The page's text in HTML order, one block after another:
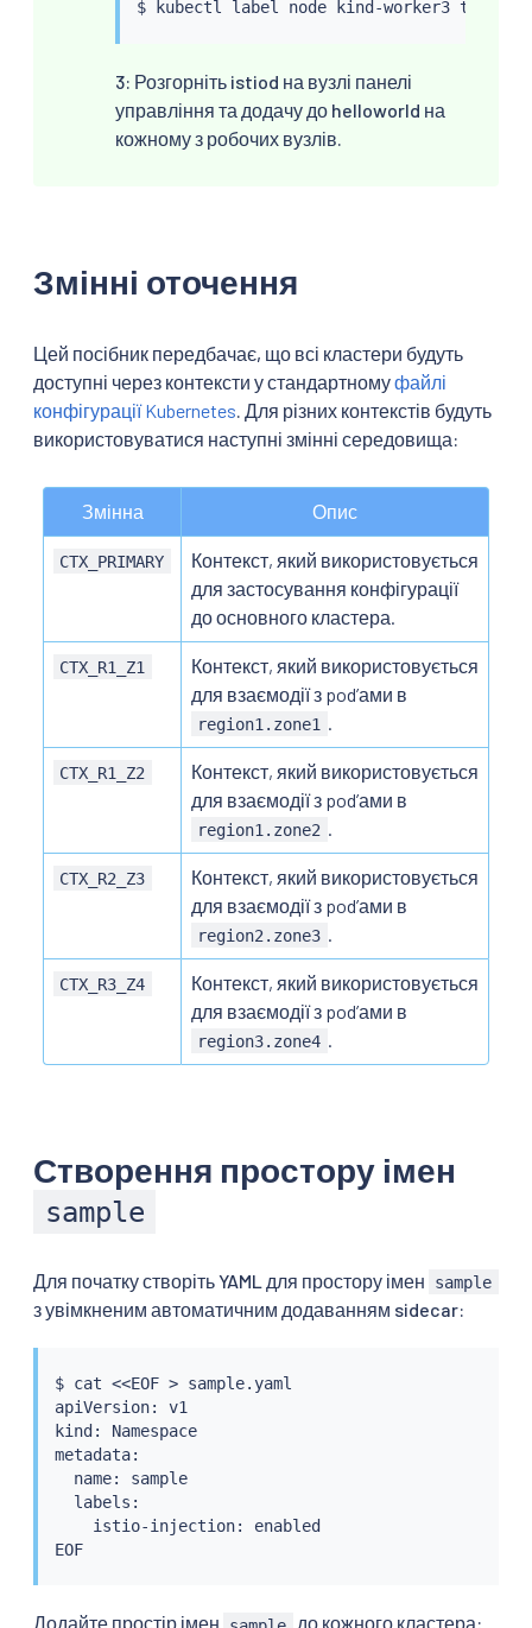
$ kubectl label node kind-worker3
3: Розгорніть istiod на вузлі панелі
управління та додачу до helloworld на
кожному з робочих вузлів.
Змінні оточення
Цей посібник передбачає, що всі кластери будуть
доступні через контексти у стандартномуфайлі
конфігурації Kubernetes . Для різних контекстів будуть
використовуватися наступні змінні середовища:
Змінна Опис
CTX_PRIMARY
Контекст, який використовується
для застосування конфігурації
до основного кластера.
CTX_R1_Z1
Контекст, який використовується
для взаємодії з podʼами в
region1.zone1
CTX_R1_Z2
Контекст, який використовується
для взаємодії з podʼами в
region1.zone2
CTX_R2_Z3
Контекст, який використовується
для взаємодії з podʼами в
region2.zone3
CTX_R3_Z4
Контекст, який використовується
для взаємодії з podʼами в
region3.zone4
Створення простору імен
sample
Для початку створіть YAML для простору імен sample
з увімкненим автоматичним додаванням sidecar:
$ cat <<EOF > sample.yaml
apiVersion: v1
kind: Namespace
metadata:
  name: sample
  labels:
    istio-injection: enabled
EOF
Додайте простір імен до кожного кластера: